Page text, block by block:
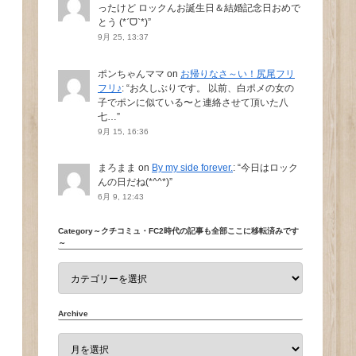
ったけど ロックんお誕生日＆結婚記念日おめで
とう (*ˊᗜˋ*)”
9月 25, 13:37
ポンちゃんママ on お帰りなさ～い！尻尾フリ
フリ♪: “お久しぶりです。 以前、白ポメの女の
子でポンに似ている〜と連絡させて頂いた八
七… ”
9月 15, 16:36
まろまま on By my side forever.: “今日はロック
んの日だね(*^^*)”
6月 9, 12:43
Category～クチコミュ・FC2時代の記事も全部ここに移転済みです
～
Archive